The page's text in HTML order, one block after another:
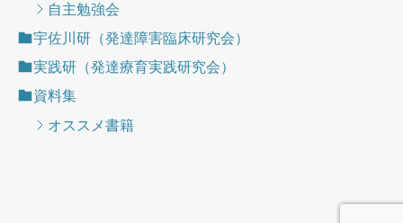
自主勉強会
宇佐川研（発達障害臨床研究会）
実践研（発達療育実践研究会）
資料集
オススメ書籍